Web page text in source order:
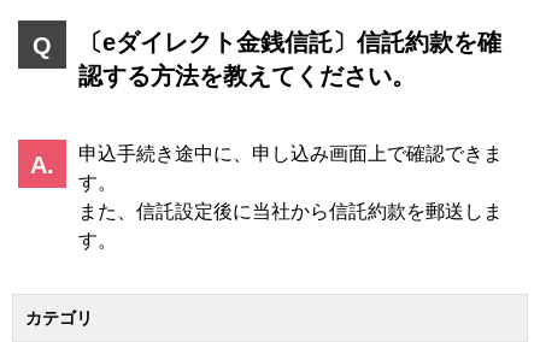
〔eダイレクト金銭信託〕信託約款を確
認する方法を教えてください。
申込手続き途中に、申し込み画面上で確認できま
す。
また、信託設定後に当社から信託約款を郵送しま
す。
カテゴリ